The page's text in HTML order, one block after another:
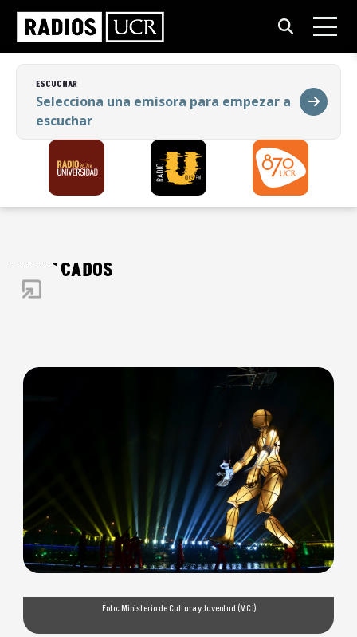
ESCUCHAR
Selecciona una emisora para empezar a
escuchar
ESCUCHAR
Selecciona una emisora para empezar a
escuchar
DESTACADOS
Foto: Ministerio de Cultura y Juventud (MCJ)